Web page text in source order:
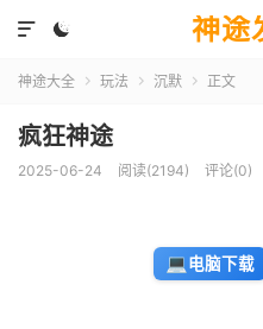
神途


神途大全  玩法  沉默  正文
疯狂神途
2025-06-24 阅读(2194) 评论(0)
💻电脑下载